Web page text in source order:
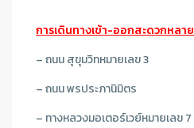
การเดินทางเข้า-ออกสะดวกหลา
– ถนน สุขุมวิทหมายเลข 3
– ถนน พรประภานิมิตร
– ทางหลวงมอเตอร์เวย์หมายเลข 7